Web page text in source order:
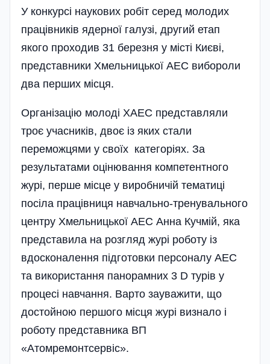
У конкурсі наукових робіт серед молодих
працівників ядерної галузі, другий етап
якого проходив 31 березня у місті Києві,
представники Хмельницької АЕС вибороли
два перших місця.
Організацію молоді ХАЕС представляли
троє учасників, двоє із яких стали
переможцями у своїх катего­ріях. За
результатами оцінювання компетентного
журі, перше місце у виробничій тематиці
посіла працівниця навчально-тренувального
центру Хмельницької АЕС Анна Кучмій, яка
представила на розгляд журі роботу із
вдосконалення підготовки персоналу АЕС
та використання панорамних 3 D турів у
процесі навчання. Варто зауважити, що
достойною першого місця журі визнало і
роботу представника ВП
«Атомремонтсервіс».